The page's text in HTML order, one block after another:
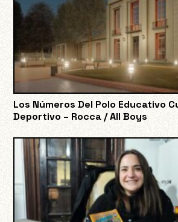
Los Números Del Polo Educativo
Deportivo – Rocca / All Boys